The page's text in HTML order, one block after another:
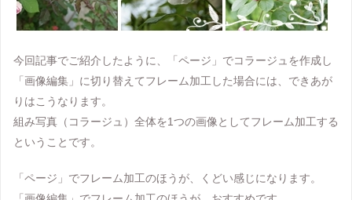
今回記事でご紹介したように、「ページ」でコラージュを作成し
「画像編集」に切り替えてフレーム加工した場合には、できあが
りはこうなります。
組み写真（コラージュ）全体を1つの画像としてフレーム加工する
ということです。
「ページ」でフレーム加工のほうが、くどい感じになります。